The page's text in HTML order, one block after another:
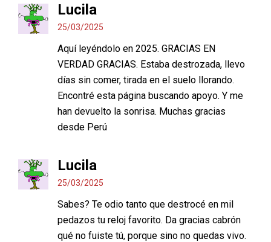
Lucila
25/03/2025
Aquí leyéndolo en 2025. GRACIAS EN
VERDAD GRACIAS. Estaba destrozada, llevo
días sin comer, tirada en el suelo llorando.
Encontré esta página buscando apoyo. Y me
han devuelto la sonrisa. Muchas gracias
desde Perú
Lucila
25/03/2025
Sabes? Te odio tanto que destrocé en mil
pedazos tu reloj favorito. Da gracias cabrón
qué no fuiste tú, porque sino no quedas vivo.